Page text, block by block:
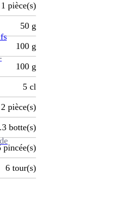
1 pièce(s)
50 g
100 g
100 g
5 cl
2 pièce(s)
botte(s)
pincée(s)
6 tour(s)